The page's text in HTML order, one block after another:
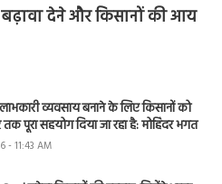
देने और किसानों की आय
व्यवसाय बनाने के लिए किसानों को
पूरा सहयोग दिया जा रहा है: मोहिंदर भगत
- 11:43 AM